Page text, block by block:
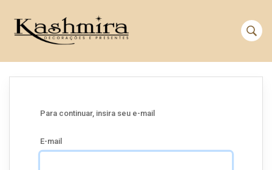
Para continuar, insira seu e-mail
E-mail